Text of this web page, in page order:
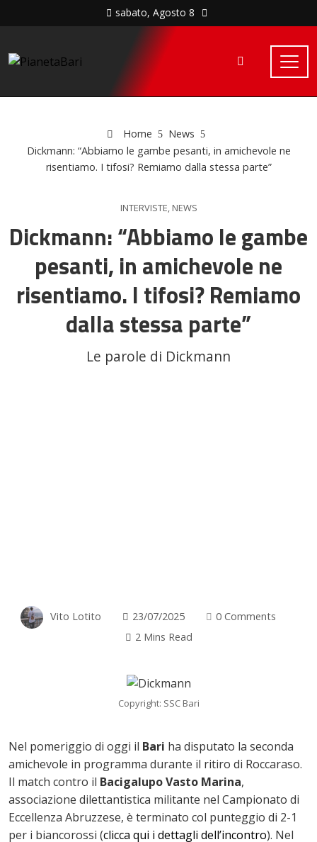
sabato, Agosto 8
Home
News
Dickmann: “Abbiamo le gambe pesanti, in amichevole ne
risentiamo. I tifosi? Remiamo dalla stessa parte”
INTERVISTE, NEWS
Dickmann: “Abbiamo le gambe
pesanti, in amichevole ne
risentiamo. I tifosi? Remiamo
dalla stessa parte”
Le parole di Dickmann
Vito Lotito 23/07/2025
0 Comments
2 Mins Read
Copyright: SSC Bari
Nel pomeriggio di oggi il Bari ha disputato la seconda
amichevole in programma durante il ritiro di Roccaraso.
Il match contro il Bacigalupo Vasto Marina,
associazione dilettantistica militante nel Campionato di
Eccellenza Abruzzese, è terminato col punteggio di 2-1
per i biancorossi (clicca qui i dettagli dell’incontro). Nel